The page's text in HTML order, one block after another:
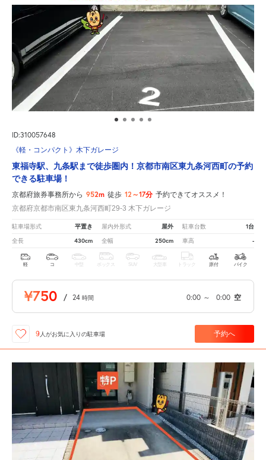
ID:310057648
《軽・コンパクト》木下ガレージ
東福寺駅、九条駅まで徒歩圏内！京都市南区東九条河西町の予約
できる駐車場！
京都府旅券事務所から 952m 徒歩 12～17分 予約できてオススメ！
京都府京都市南区東九条河西町29-3 木下ガレージ
駐車場形式 平置き 屋内外形式 屋外 駐車台数 1台
全長 430cm 全幅 250cm 車高 -
軽 コ 中型 ボックス SUV 大型車 トラック 原付 バイク
¥750 / 24 時間 0:00 ～ 0:00 空
9人がお気に入りの駐車場 予約へ